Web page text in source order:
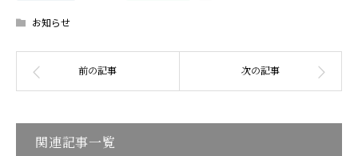
お知らせ
関連記事一覧